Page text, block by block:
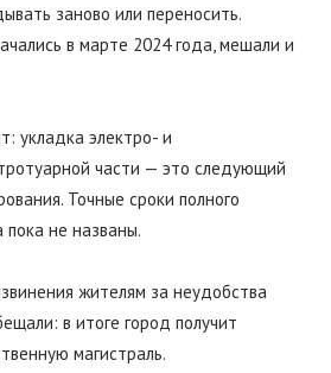
заново или переносить.
в марте 2024 года, мешали и
укладка электро- и
части — это следующий
Точные сроки полного
пока не названы.
жителям за неудобства
в итоге город получит
магистраль.